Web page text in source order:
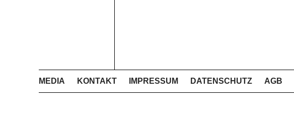
MEDIA KONTAKT IMPRESSUM DATENSCHUTZ AGB